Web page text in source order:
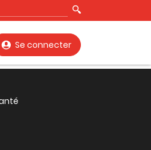
Se connecter